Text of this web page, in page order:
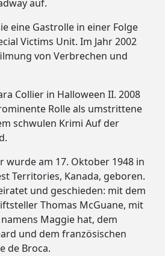
auf.
eine Gastrolle in einer Folge
Victims Unit. Im Jahr 2002
von Verbrechen und
Collier in Halloween II. 2008
Rolle als umstrittene
schwulen Krimi Auf der
wurde am 17. Oktober 1948 in
Territories, Kanada, geboren.
und geschieden: mit dem
Thomas McGuane, mit
Maggie hat, dem
und dem französischen
de Broca.